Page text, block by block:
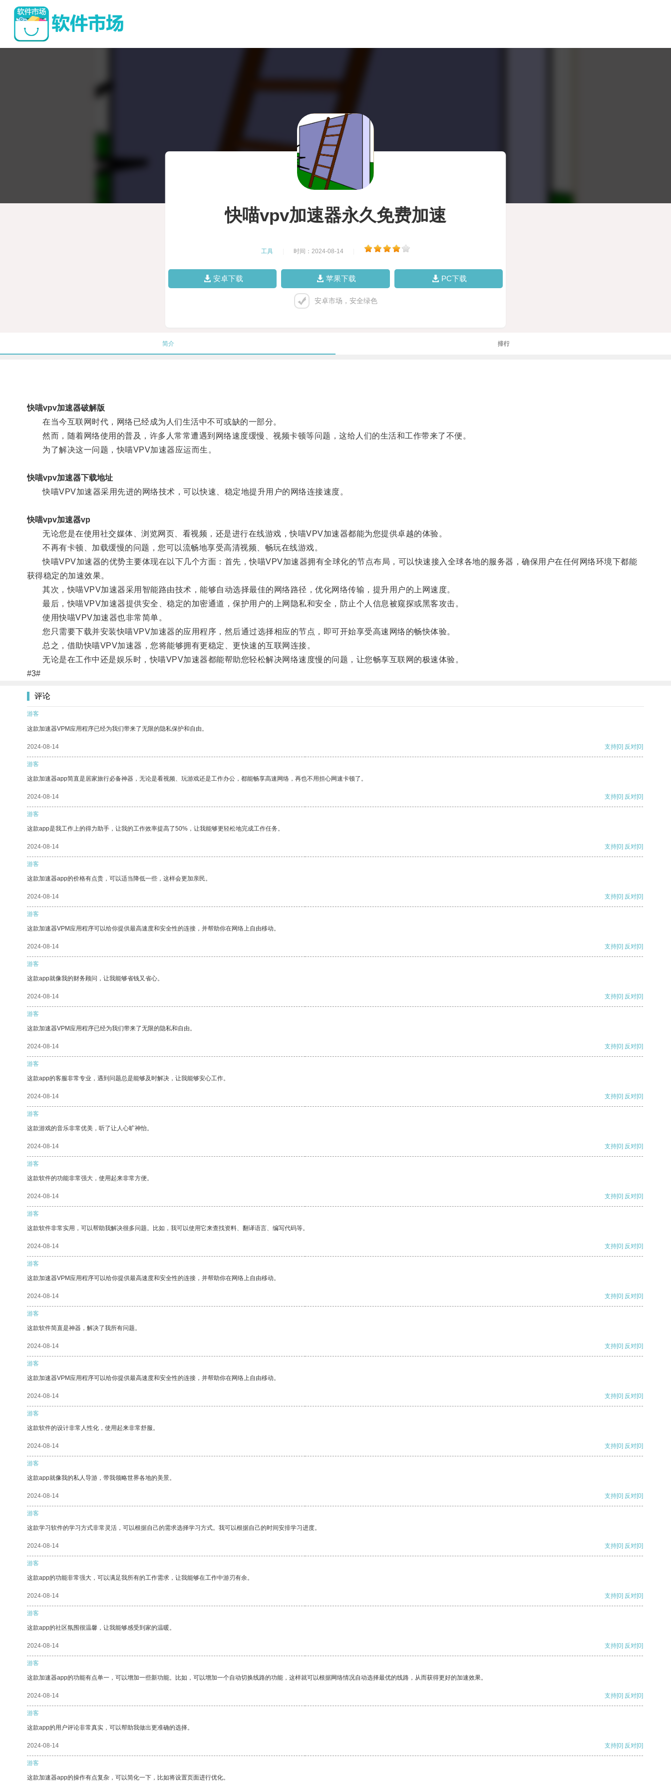
快喵vpv加速器永久免费加速
工具 时间：2024-08-14
安卓下载 苹果下载 PC下载
安卓市场，安全绿色
简介 排行
快喵vpv加速器破解版
在当今互联网时代，网络已经成为人们生活中不可或缺的一部分。
然而，随着网络使用的普及，许多人常常遭遇到网络速度缓慢、视频卡顿等问题，这给人们的生活和工作带来了不便。
为了解决这一问题，快喵VPV加速器应运而生。
快喵vpv加速器下载地址
快喵VPV加速器采用先进的网络技术，可以快速、稳定地提升用户的网络连接速度。
快喵vpv加速器vp
无论您是在使用社交媒体、浏览网页、看视频，还是进行在线游戏，快喵VPV加速器都能为您提供卓越的体验。
不再有卡顿、加载缓慢的问题，您可以流畅地享受高清视频、畅玩在线游戏。
快喵VPV加速器的优势主要体现在以下几个方面：首先，快喵VPV加速器拥有全球化的节点布局，可以快速接入全球各地的服务器，确保用户在任何网络环境下都能
获得稳定的加速效果。
其次，快喵VPV加速器采用智能路由技术，能够自动选择最佳的网络路径，优化网络传输，提升用户的上网速度。
最后，快喵VPV加速器提供安全、稳定的加密通道，保护用户的上网隐私和安全，防止个人信息被窥探或黑客攻击。
使用快喵VPV加速器也非常简单。
您只需要下载并安装快喵VPV加速器的应用程序，然后通过选择相应的节点，即可开始享受高速网络的畅快体验。
总之，借助快喵VPV加速器，您将能够拥有更稳定、更快速的互联网连接。
无论是在工作中还是娱乐时，快喵VPV加速器都能帮助您轻松解决网络速度慢的问题，让您畅享互联网的极速体验。
#3#
评论
游客
这款加速器VPM应用程序已经为我们带来了无限的隐私保护和自由。
2024-08-14 支持[0] 反对[0]
游客
这款加速器app简直是居家旅行必备神器，无论是看视频、玩游戏还是工作办公，都能畅享高速网络，再也不用担心网速卡顿了。
2024-08-14 支持[0] 反对[0]
游客
这款app是我工作上的得力助手，让我的工作效率提高了50%，让我能够更轻松地完成工作任务。
2024-08-14 支持[0] 反对[0]
游客
这款加速器app的价格有点贵，可以适当降低一些，这样会更加亲民。
2024-08-14 支持[0] 反对[0]
游客
这款加速器VPM应用程序可以给你提供最高速度和安全性的连接，并帮助你在网络上自由移动。
2024-08-14 支持[0] 反对[0]
游客
这款app就像我的财务顾问，让我能够省钱又省心。
2024-08-14 支持[0] 反对[0]
游客
这款加速器VPM应用程序已经为我们带来了无限的隐私和自由。
2024-08-14 支持[0] 反对[0]
游客
这款app的客服非常专业，遇到问题总是能够及时解决，让我能够安心工作。
2024-08-14 支持[0] 反对[0]
游客
这款游戏的音乐非常优美，听了让人心旷神怡。
2024-08-14 支持[0] 反对[0]
游客
这款软件的功能非常强大，使用起来非常方便。
2024-08-14 支持[0] 反对[0]
游客
这款软件非常实用，可以帮助我解决很多问题。比如，我可以使用它来查找资料、翻译语言、编写代码等。
2024-08-14 支持[0] 反对[0]
游客
这款加速器VPM应用程序可以给你提供最高速度和安全性的连接，并帮助你在网络上自由移动。
2024-08-14 支持[0] 反对[0]
游客
这款软件简直是神器，解决了我所有问题。
2024-08-14 支持[0] 反对[0]
游客
这款加速器VPM应用程序可以给你提供最高速度和安全性的连接，并帮助你在网络上自由移动。
2024-08-14 支持[0] 反对[0]
游客
这款软件的设计非常人性化，使用起来非常舒服。
2024-08-14 支持[0] 反对[0]
游客
这款app就像我的私人导游，带我领略世界各地的美景。
2024-08-14 支持[0] 反对[0]
游客
这款学习软件的学习方式非常灵活，可以根据自己的需求选择学习方式。我可以根据自己的时间安排学习进度。
2024-08-14 支持[0] 反对[0]
游客
这款app的功能非常强大，可以满足我所有的工作需求，让我能够在工作中游刃有余。
2024-08-14 支持[0] 反对[0]
游客
这款app的社区氛围很温馨，让我能够感受到家的温暖。
2024-08-14 支持[0] 反对[0]
游客
这款加速器app的功能有点单一，可以增加一些新功能。比如，可以增加一个自动切换线路的功能，这样就可以根据网络情况自动选择最优的线路，从而获得更好的加速效果。
2024-08-14 支持[0] 反对[0]
游客
这款app的用户评论非常真实，可以帮助我做出更准确的选择。
2024-08-14 支持[0] 反对[0]
游客
这款加速器app的操作有点复杂，可以简化一下，比如将设置页面进行优化。